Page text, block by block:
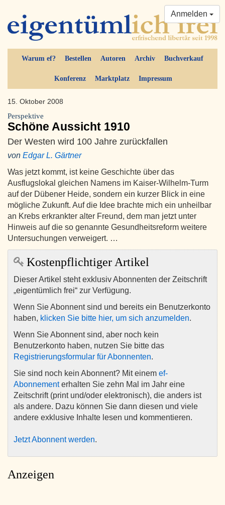
Warum ef? Bestellen Autoren Archiv Buchverkauf
Konferenz Marktplatz Impressum
Anmelden
15. Oktober 2008
Perspektive
Schöne Aussicht 1910
Der Westen wird 100 Jahre zurückfallen
von Edgar L. Gärtner
Was jetzt kommt, ist keine Geschichte über das
Ausflugslokal gleichen Namens im Kaiser-Wilhelm-Turm
auf der Dübener Heide, sondern ein kurzer Blick in eine
mögliche Zukunft. Auf die Idee brachte mich ein unheilbar
an Krebs erkrankter alter Freund, dem man jetzt unter
Hinweis auf die so genannte Gesundheitsreform weitere
Untersuchungen verweigert. …
Kostenpflichtiger Artikel
Dieser Artikel steht exklusiv Abonnenten der Zeitschrift
„eigentümlich frei“ zur Verfügung.
Wenn Sie Abonnent sind und bereits ein Benutzerkonto
haben, klicken Sie bitte hier, um sich anzumelden.
Wenn Sie Abonnent sind, aber noch kein
Benutzerkonto haben, nutzen Sie bitte das
Registrierungsformular für Abonnenten.
Sie sind noch kein Abonnent? Mit einem ef-
Abonnementerhalten Sie zehn Mal im Jahr eine
Zeitschrift (print und/oder elektronisch), die anders ist
als andere. Dazu können Sie dann diesen und viele
andere exklusive Inhalte lesen und kommentieren.
Jetzt Abonnent werden.
Anzeigen